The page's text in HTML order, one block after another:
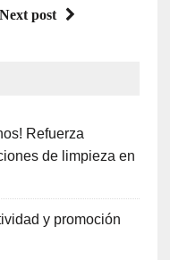
Next post
Refuerza
de limpieza en
y promoción